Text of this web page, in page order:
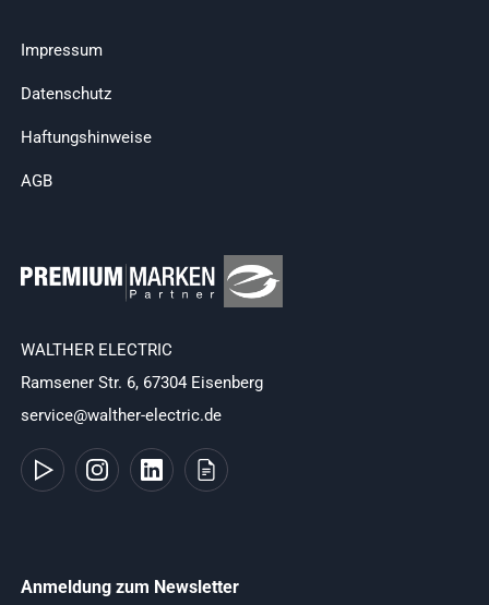
Impressum
Datenschutz
Haftungshinweise
AGB
WALTHER ELECTRIC
Ramsener Str. 6, 67304 Eisenberg
service@walther-electric.de
Anmeldung zum Newsletter